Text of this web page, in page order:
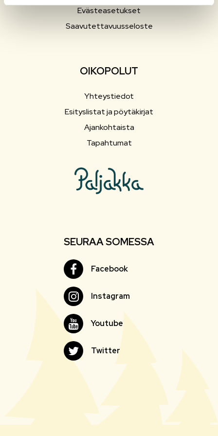
Evästeasetukset
Saavutettavuusseloste
OIKOPOLUT
Yhteystiedot
Esityslistat ja pöytäkirjat
Ajankohtaista
Tapahtumat
SEURAA SOMESSA
FacebookFacebook
InstagramInstagram
YoutubeYoutube
Twitter Twitter